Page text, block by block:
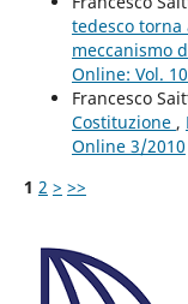
tedesco
meccanismo
Online: Vol.
Francesco
Costituzione ,
Online 3/2010
1 2 > >>